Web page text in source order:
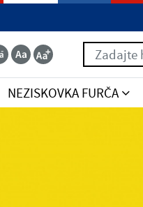
Zadajte
NEZISKOVKA FURČA